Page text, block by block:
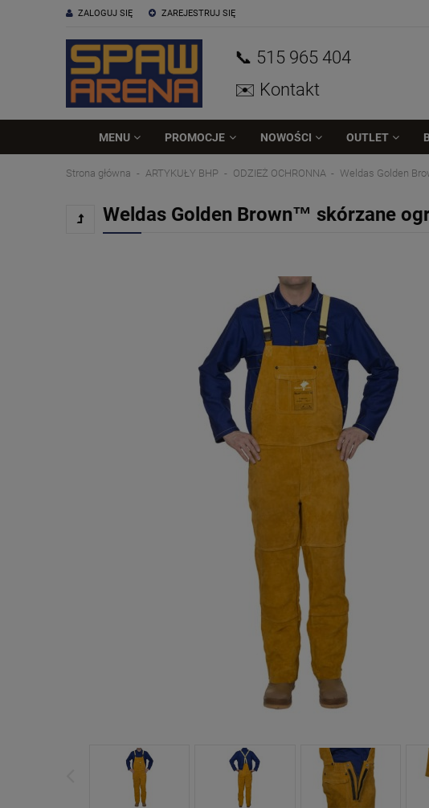
ZAREJESTRUJ SIĘ
ZALOGUJ SIĘ
📞 515 965 404
✉️ Kontakt
MENU PROMOCJE NOWOŚCI OUTLET
Strona główna ARTYKUŁY BHP ODZIEŻ OCHRONNA Weldas Golden
Weldas Golden Brown™ skórzane